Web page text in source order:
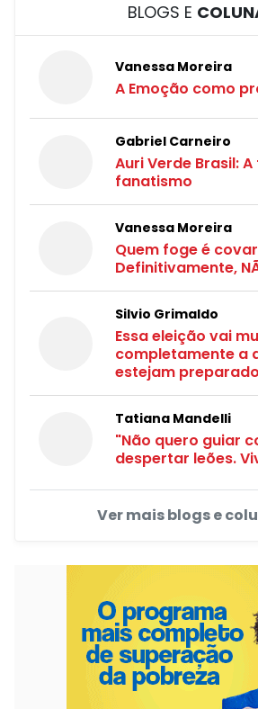
BLOGS E
Vanessa Moreira
A Emoção como
Gabriel Carneiro
Auri Verde Brasil:
fanatismo
Vanessa Moreira
Quem foge é
Definitivamente,
Silvio Grimaldo
Essa eleição vai
completamente a
estejam
Tatiana Mandelli
"Não quero guiar
despertar leões.
Ver mais blogs e